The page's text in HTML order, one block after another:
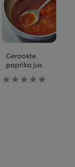
Gerookte
paprika jus
Geen
beoordelingen